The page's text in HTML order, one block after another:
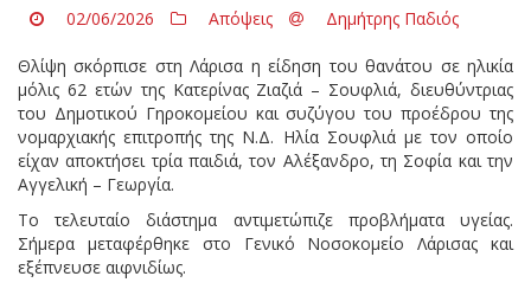
02/06/2026 Απόψεις Δημήτρης Παδιός
Θλίψη σκόρπισε στη Λάρισα η είδηση του θανάτου σε ηλικία
μόλις 62 ετών της Κατερίνας Ζιαζιά – Σουφλιά, διευθύντριας
του Δημοτικού Γηροκομείου και συζύγου του προέδρου της
νομαρχιακής επιτροπής της Ν.Δ. Ηλία Σουφλιά με τον οποίο
είχαν αποκτήσει τρία παιδιά, τον Αλέξανδρο, τη Σοφία και την
Αγγελική – Γεωργία.
Το τελευταίο διάστημα αντιμετώπιζε προβλήματα υγείας.
Σήμερα μεταφέρθηκε στο Γενικό Νοσοκομείο Λάρισας και
εξέπνευσε αιφνιδίως.